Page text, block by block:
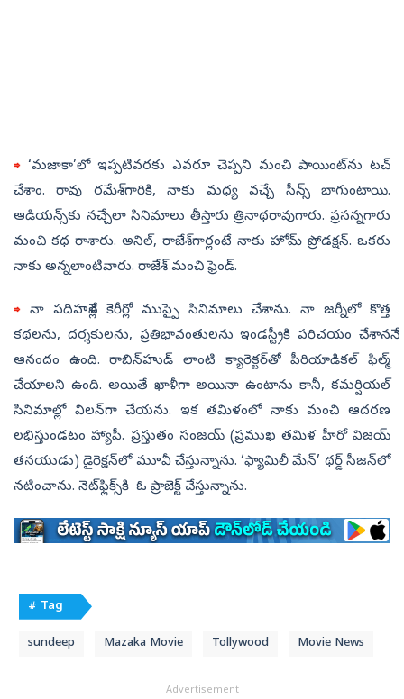
⇒ ‘మజాకా’లో ఇప్పటివరకు ఎవరూ చెప్పని మంచి పాయింట్‌ను టచ్‌
చేశాం. రావు రమేశ్‌గారికి, నాకు మధ్య వచ్చే సీన్స్‌ బాగుంటాయి.
ఆడియన్స్‌కు నచ్చేలా సినిమాలు తీస్తారు త్రినాథరావుగారు. ప్రసన్నగారు
మంచి కథ రాశారు. అనిల్, రాజేశ్‌గార్లంటే నాకు హోమ్‌ ప్రోడక్షన్‌. ఒకరు
నాకు అన్నలాంటివారు. రాజేశ్‌ మంచి ఫ్రెండ్‌.
⇒ నా పదిహనేళ్ల కెరీర్లో ముప్పై సినిమాలు చేశాను. నా జర్నీలో కొత్త
కథలను, దర్శకులను, ప్రతిభావంతులను ఇండస్ట్రీకి పరిచయం చేశాననే
ఆనందం ఉంది. రాబిన్‌హుడ్‌ లాంటి క్యారెక్టర్‌తో పీరియాడికల్‌ ఫిల్మ్‌
చేయాలని ఉంది. అయితే ఖాళీగా అయినా ఉంటాను కానీ, కమర్షియల్‌
సినిమాల్లో విలన్‌గా చేయను. ఇక తమిళంలో నాకు మంచి ఆదరణ
లభిస్తుండటం హ్యాపీ. ప్రస్తుతం సంజయ్‌ (ప్రముఖ తమిళ హీరో విజయ్‌
తనయుడు) డైరెక్షన్‌లో మూవీ చేస్తున్నాను. ‘ఫ్యామిలీ మేన్‌’ థర్డ్‌ సీజన్‌లో
నటించాను. నెట్‌ఫ్లిక్స్‌కి ఓ ప్రాజెక్ట్‌ చేస్తున్నాను.
# Tag
sundeep Mazaka Movie Tollywood Movie News
Advertisement